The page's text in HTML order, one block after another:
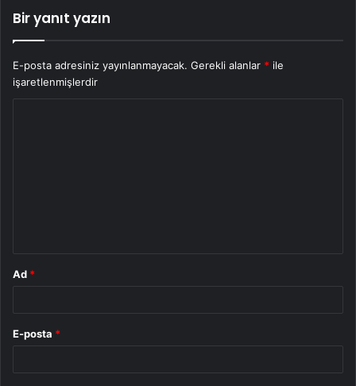
Bir yanıt yazın
E-posta adresiniz yayınlanmayacak. Gerekli alanlar * ile
işaretlenmişlerdir
Ad *
E-posta *